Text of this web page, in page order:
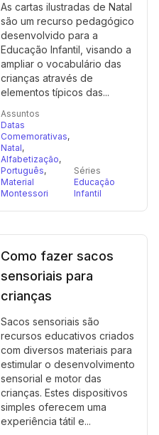
As cartas ilustradas de Natal
são um recurso pedagógico
desenvolvido para a
Educação Infantil, visando a
ampliar o vocabulário das
crianças através de
elementos típicos das...
Assuntos
Datas
Comemorativas,
Natal,
Alfabetização,
Português,
Material
Montessori
Séries
Educação
Infantil
Como fazer sacos
sensoriais para
crianças
Sacos sensoriais são
recursos educativos criados
com diversos materiais para
estimular o desenvolvimento
sensorial e motor das
crianças. Estes dispositivos
simples oferecem uma
experiência tátil e...